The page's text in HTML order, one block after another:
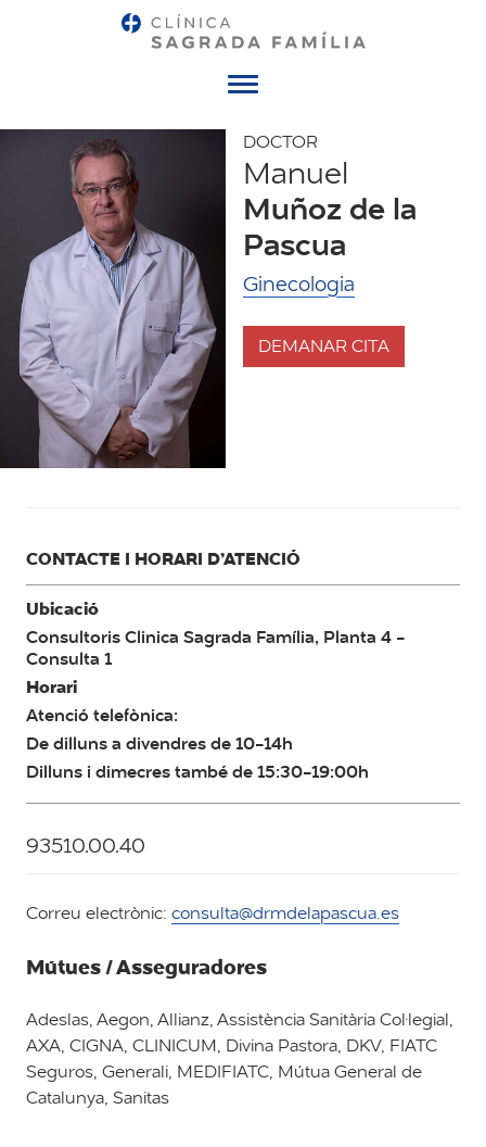
DOCTOR
Manuel
Muñoz de la
Pascua
Ginecologia
DEMANAR CITA
CONTACTE I HORARI D’ATENCIÓ
Ubicació
Consultoris Clinica Sagrada Família, Planta 4 -
Consulta 1
Horari
Atenció telefònica:
De dilluns a divendres de 10-14h
Dilluns i dimecres també de 15:30-19:00h
93510.00.40
Correu electrònic: consulta@drmdelapascua.es
Mútues / Asseguradores
Adeslas, Aegon, Allianz, Assistència Sanitària Col·legial,
AXA, CIGNA, CLINICUM, Divina Pastora, DKV, FIATC
Seguros, Generali, MEDIFIATC, Mútua General de
Catalunya, Sanitas